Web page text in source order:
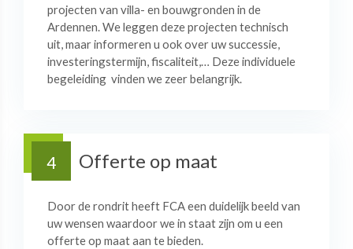
projecten van villa- en bouwgronden in de
Ardennen. We leggen deze projecten technisch
uit, maar informeren u ook over uw successie,
investeringstermijn, fiscaliteit,… Deze individuele
begeleiding vinden we zeer belangrijk.
4 Offerte op maat
Door de rondrit heeft FCA een duidelijk beeld van
uw wensen waardoor we in staat zijn om u een
offerte op maat aan te bieden.